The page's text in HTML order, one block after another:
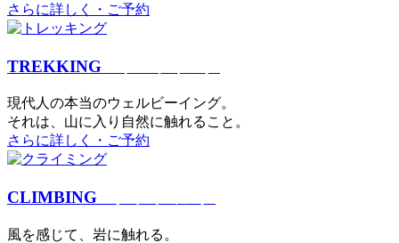
さらに詳しく・ご予約
TREKKING
現代⼈の本当のウェルビーイング。
それは、⼭に⼊り⾃然に触れること。
さらに詳しく・ご予約
CLIMBING
⾵を感じて、岩に触れる。